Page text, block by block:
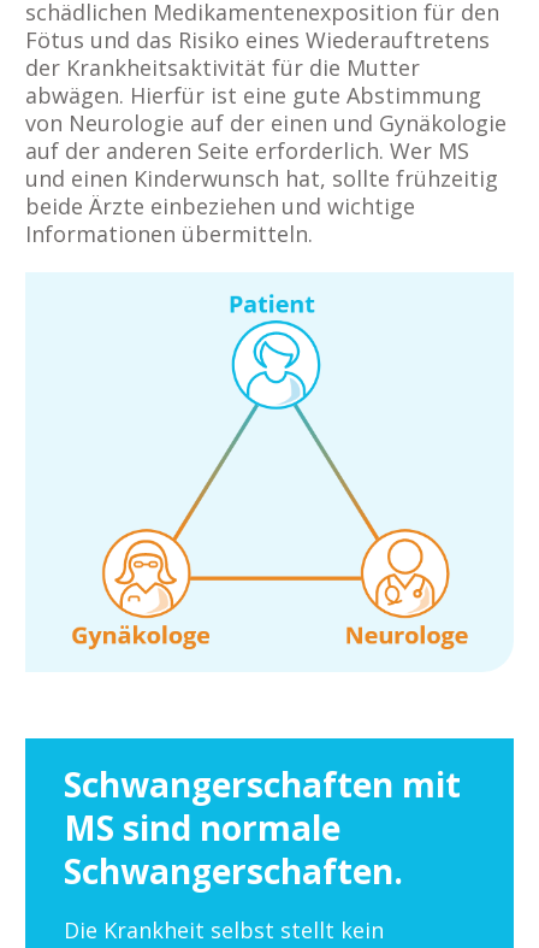
schädlichen Medikamentenexposition für den
Fötus und das Risiko eines Wiederauftretens
der Krankheitsaktivität für die Mutter
abwägen. Hierfür ist eine gute Abstimmung
von Neurologie auf der einen und Gynäkologie
auf der anderen Seite erforderlich. Wer MS
und einen Kinderwunsch hat, sollte frühzeitig
beide Ärzte einbeziehen und wichtige
Informationen übermitteln.
Schwangerschaften mit
MS sind normale
Schwangerschaften.
Die Krankheit selbst stellt kein